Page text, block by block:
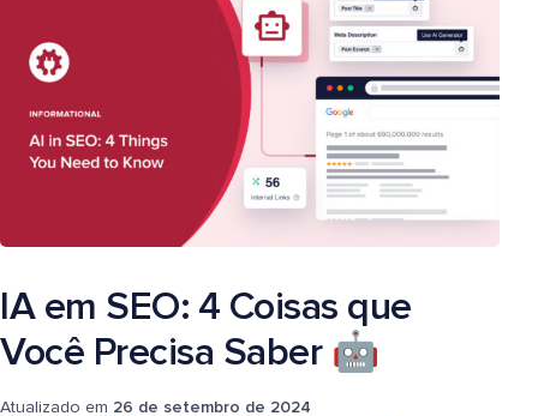
IA em SEO: 4 Coisas que
Você Precisa Saber 🤖
Atualizado em 26 de setembro de 2024